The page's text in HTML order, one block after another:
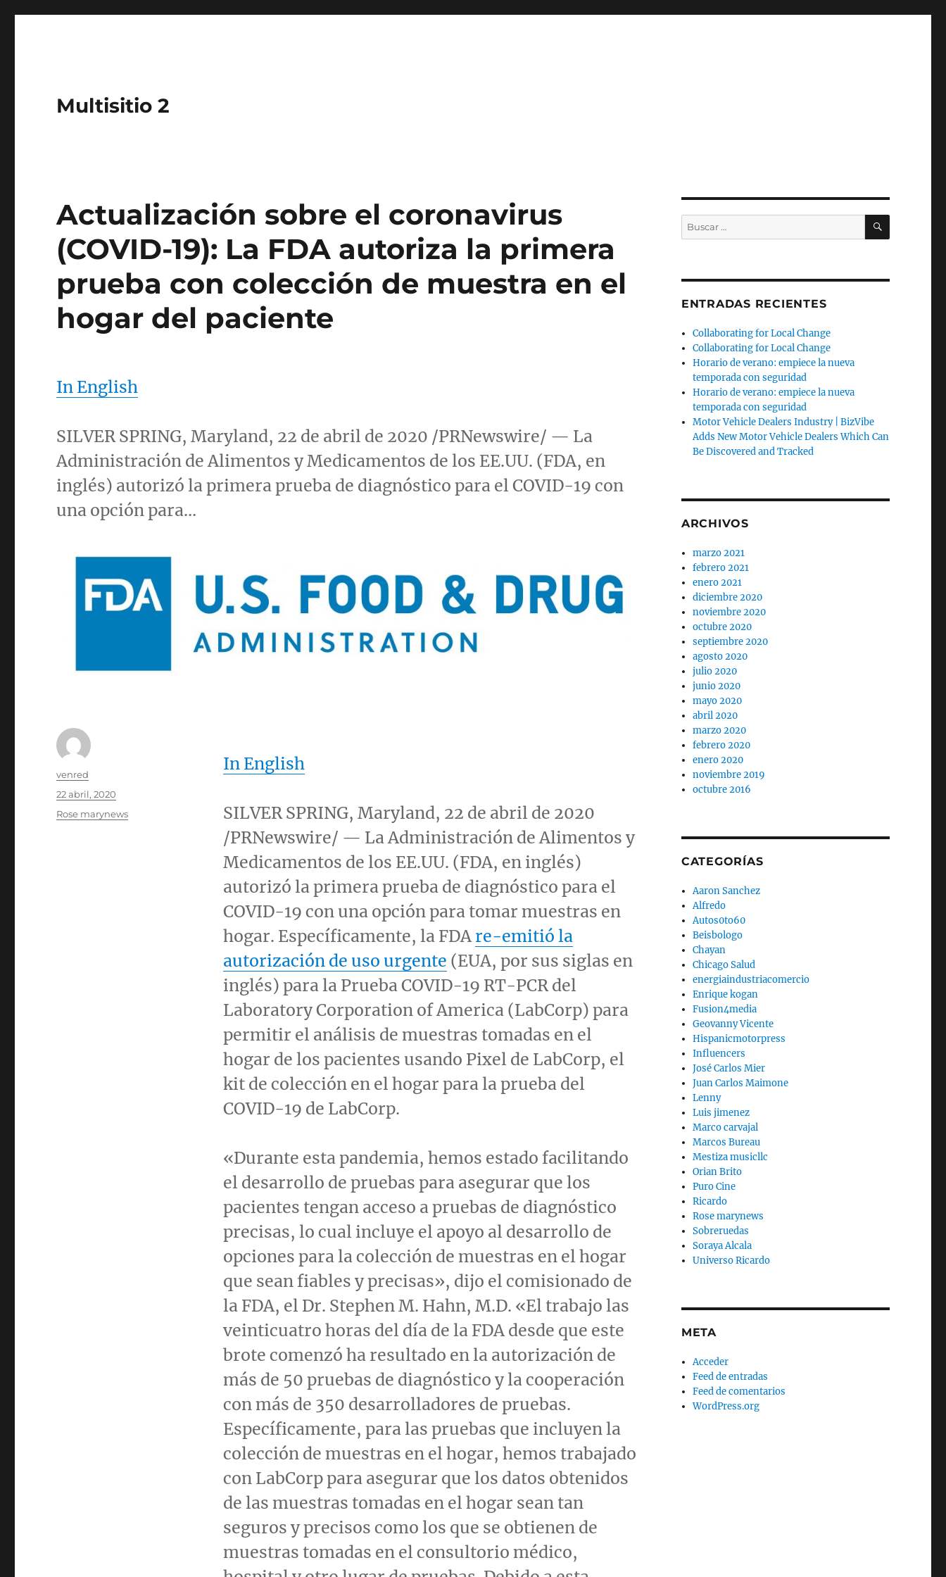
Multisitio 2
Actualización sobre el coronavirus
(COVID-19): La FDA autoriza la primera
prueba con colección de muestra en el
hogar del paciente
In English
SILVER SPRING, Maryland, 22 de abril de 2020 /PRNewswire/ — La
Administración de Alimentos y Medicamentos de los EE.UU. (FDA, en
inglés) autorizó la primera prueba de diagnóstico para el COVID-19 con
una opción para…
In English
SILVER SPRING, Maryland, 22 de abril de 2020
/PRNewswire/ — La Administración de Alimentos y
Medicamentos de los EE.UU. (FDA, en inglés)
autorizó la primera prueba de diagnóstico para el
COVID-19 con una opción para tomar muestras en
hogar. Específicamente, la FDAre-emitió la
autorización de uso urgente (EUA, por sus siglas en
inglés) para la Prueba COVID-19 RT-PCR del
Laboratory Corporation of America (LabCorp) para
permitir el análisis de muestras tomadas en el
hogar de los pacientes usando Pixel de LabCorp, el
kit de colección en el hogar para la prueba del
COVID-19 de LabCorp.
«Durante esta pandemia, hemos estado facilitando
el desarrollo de pruebas para asegurar que los
pacientes tengan acceso a pruebas de diagnóstico
precisas, lo cual incluye el apoyo al desarrollo de
opciones para la colección de muestras en el hogar
que sean fiables y precisas», dijo el comisionado de
la FDA, el Dr. Stephen M. Hahn, M.D. «El trabajo las
veinticuatro horas del día de la FDA desde que este
brote comenzó ha resultado en la autorización de
más de 50 pruebas de diagnóstico y la cooperación
con más de 350 desarrolladores de pruebas.
Específicamente, para las pruebas que incluyen la
colección de muestras en el hogar, hemos trabajado
con LabCorp para asegurar que los datos obtenidos
de las muestras tomadas en el hogar sean tan
seguros y precisos como los que se obtienen de
muestras tomadas en el consultorio médico,
Autor
venred
Publicado
el
22 abril, 2020
Categorías
Rose marynews
Buscar
por:
BUSCAR
ENTRADAS RECIENTES
Collaborating for Local Change
Collaborating for Local Change
Horario de verano: empiece la nueva
temporada con seguridad
Horario de verano: empiece la nueva
temporada con seguridad
Motor Vehicle Dealers Industry | BizVibe
Adds New Motor Vehicle Dealers Which Can
Be Discovered and Tracked
ARCHIVOS
marzo 2021
febrero 2021
enero 2021
diciembre 2020
noviembre 2020
octubre 2020
septiembre 2020
agosto 2020
julio 2020
junio 2020
mayo 2020
abril 2020
marzo 2020
febrero 2020
enero 2020
noviembre 2019
octubre 2016
CATEGORÍAS
Aaron Sanchez
Alfredo
Autos0to60
Beisbologo
Chayan
Chicago Salud
energiaindustriacomercio
Enrique kogan
Fusion4media
Geovanny Vicente
Hispanicmotorpress
Influencers
José Carlos Mier
Juan Carlos Maimone
Lenny
Luis jimenez
Marco carvajal
Marcos Bureau
Mestiza musicllc
Orian Brito
Puro Cine
Ricardo
Rose marynews
Sobreruedas
Soraya Alcala
Universo Ricardo
META
Acceder
Feed de entradas
Feed de comentarios
WordPress.org